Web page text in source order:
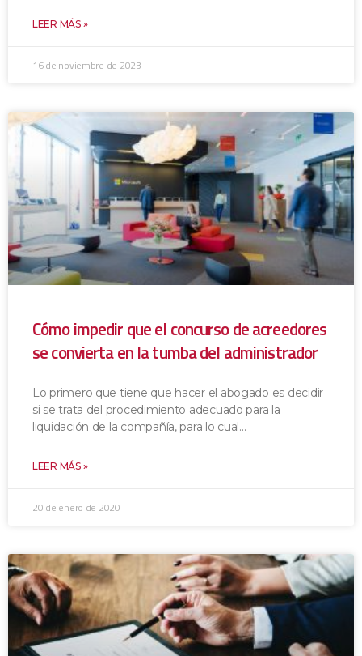
LEER MÁS »
16 de noviembre de 2023
Cómo impedir que el concurso de acreedores
se convierta en la tumba del administrador
Lo primero que tiene que hacer el abogado es decidir
si se trata del procedimiento adecuado para la
liquidación de la compañía, para lo cual
LEER MÁS »
20 de enero de 2020